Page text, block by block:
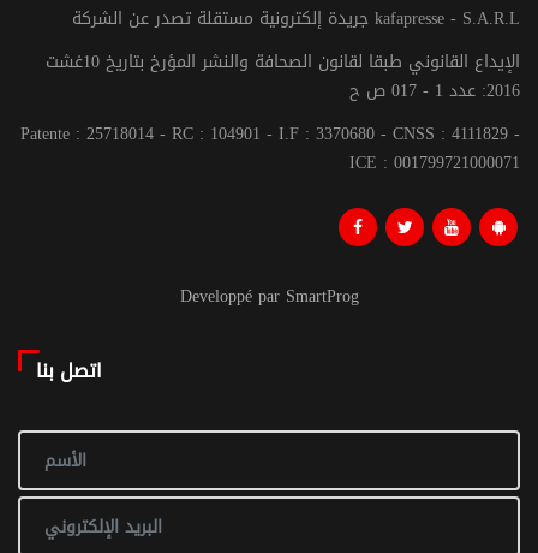
جريدة إلكترونية مستقلة تصدر عن الشركة kafapresse - S.A.R.L
الإيداع القانوني طبقا لقانون الصحافة والنشر المؤرخ بتاريخ 10غشت
2016: عدد 1 - 017 ص ح
Patente : 25718014 - RC : 104901 - I.F : 3370680 - CNSS : 4111829 -
ICE : 001799721000071
Developpé par SmartProg
اتصل بنا